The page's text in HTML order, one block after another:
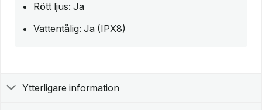
Rött ljus: Ja
Vattentålig: Ja (IPX8)
Ytterligare information